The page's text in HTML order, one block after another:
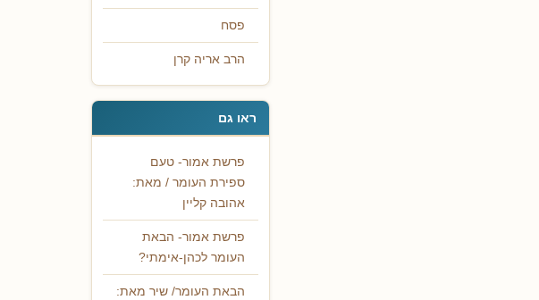
פסח
הרב אריה קרן
ראו גם
פרשת אמור- טעם
ספירת העומר / מאת:
אהובה קליין
פרשת אמור- הבאת
העומר לכהן-אימתי?
הבאת העומר/ שיר מאת: